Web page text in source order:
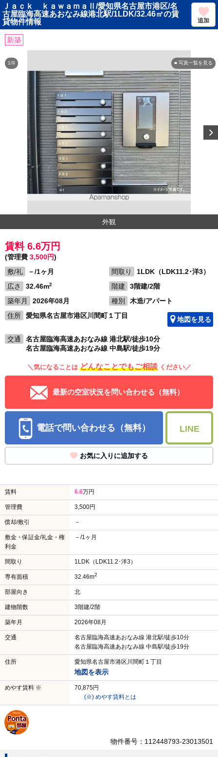
Ｊａｃｋ ｋａｗａｍａⅡ/愛知県名古屋市港区/名
古屋臨海高速あおなみ線港北駅/1LDK/32.46㎡の賃
貸物件情報
追加
新築
■ 写真一覧を見る
1/9
外観
賃料 6.6万円
(管理費 3,500円)
敷/礼
－/1ヶ月 間取り
1LDK（LDK11.2･洋3）
広さ
32.46m2 階建
3階建/2階
築年月
2026年08月 種別
木造/アパート
住所
愛知県名古屋市港区川間町１丁目 地図を見る
交通
名古屋臨海高速あおなみ線 港北駅/徒歩10分
名古屋臨海高速あおなみ線 中島駅/徒歩19分
＼気になることは どんなことでもご相談 ください／
最新の空室状況を問い合わせる（無料）
電話で問い合わせる（無料） LINE
お気に入りに追加する
賃料 6.6万円
管理費 3,500円
償却/敷引 －
敷金・保証金/礼金・権
利金
－/1ヶ月
間取り 1LDK（LDK11.2･洋3）
専有面積 32.46m2
部屋向き 北
建物階数 3階建/2階
築年月 2026年08月
交通
名古屋臨海高速あおなみ線 港北駅/徒歩10分
名古屋臨海高速あおなみ線 中島駅/徒歩19分
住所 愛知県名古屋市港区川間町１丁目
地図を表示
めやす賃料 ※
70,875円
(※) めやす賃料とは
物件番号：112448793-23013501